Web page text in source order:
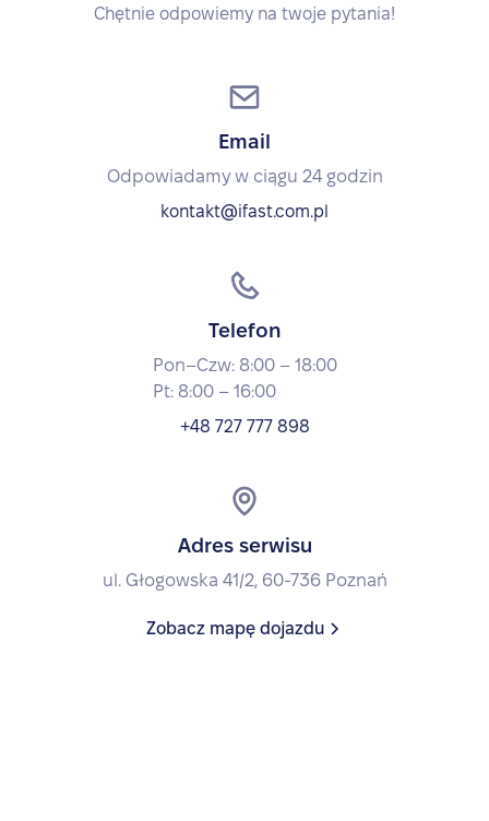
Chętnie odpowiemy na twoje pytania!
Email
Odpowiadamy w ciągu 24 godzin
kontakt@ifast.com.pl
Telefon
Pon–Czw: 8:00 – 18:00
Pt: 8:00 – 16:00
+48 727 777 898
Adres serwisu
ul. Głogowska 41/2, 60-736 Poznań
Zobacz mapę dojazdu